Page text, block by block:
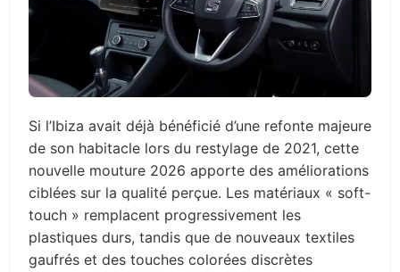
Si l’Ibiza avait déjà bénéficié d’une refonte majeure
de son habitacle lors du restylage de 2021, cette
nouvelle mouture 2026 apporte des améliorations
ciblées sur la qualité perçue. Les matériaux « soft-
touch » remplacent progressivement les
plastiques durs, tandis que de nouveaux textiles
gaufrés et des touches colorées discrètes